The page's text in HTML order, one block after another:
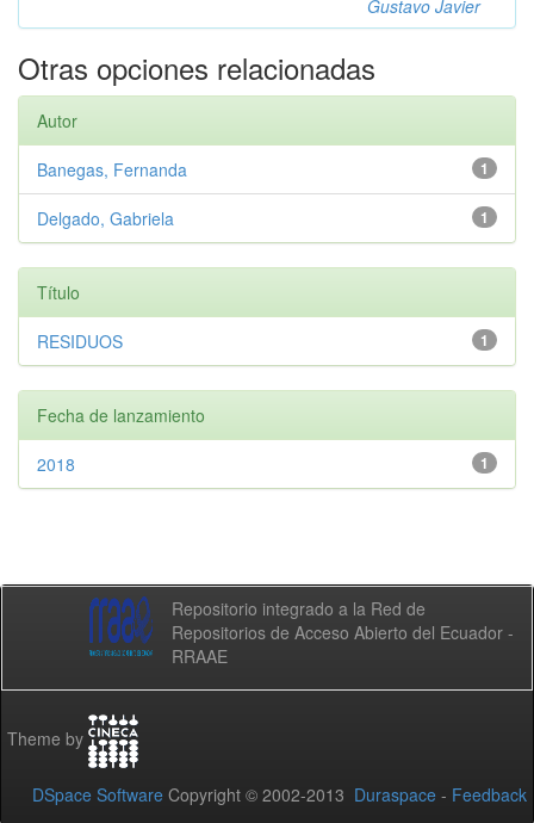
Gustavo Javier
Otras opciones relacionadas
Autor
1
Banegas, Fernanda
1
Delgado, Gabriela
Título
1
RESIDUOS
Fecha de lanzamiento
1
2018
Repositorio integrado a la Red de
Repositorios de Acceso Abierto del Ecuador -
RRAAE
Theme by
DSpace Software Copyright © 2002-2013 Duraspace - Feedback